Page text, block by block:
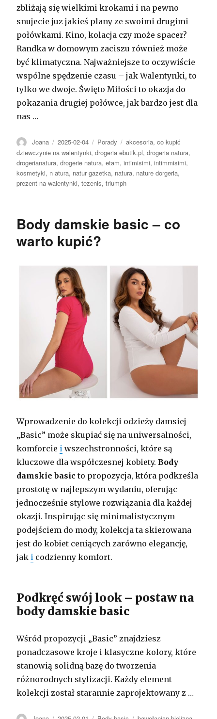
zbliżają się wielkimi krokami i na pewno
snujecie juz jakieś plany ze swoimi drugimi
połówkami. Kino, kolacja czy może spacer?
Randka w domowym zaciszu również może
być klimatyczna. Najważniejsze to oczywiście
wspólne spędzenie czasu – jak Walentynki, to
tylko we dwoje. Święto Miłości to okazja do
pokazania drugiej połówce, jak bardzo jest dla
nas …
Autor
Joana Opublikowano
2025-02-04 Kategorie
Porady Tagi
akcesoria,co kupić
dziewczynie na walentynki,drogeria ebutik.pl,drogeria natura,
drogerianatura,drogerie natura,etam,intimisimi,intimmisimi,
kosmetyki, n atura, natur gazetka, natura, nature dorgeria,
prezent na walentynki,tezenis,triumph
Body damskie basic – co
warto kupić?
Wprowadzenie do kolekcji odzieży damsiej
„Basic” może skupiać się na uniwersalności,
komforcie i wszechstronności, które są
kluczowe dla współczesnej kobiety.Body
damskie basic to propozycja, która podkreśla
prostotę w najlepszym wydaniu, oferując
jednocześnie stylowe rozwiązania dla każdej
okazji. Inspirując się minimalistycznym
podejściem do mody, kolekcja ta skierowana
jest do kobiet ceniących zarówno elegancję,
jak i codzienny komfort.
Podkręć swój look – postaw na
body damskie basic
Wśród propozycji „Basic” znajdziesz
ponadczasowe kroje i klasyczne kolory, które
stanowią solidną bazę do tworzenia
różnorodnych stylizacji. Każdy element
kolekcji został starannie zaprojektowany z …